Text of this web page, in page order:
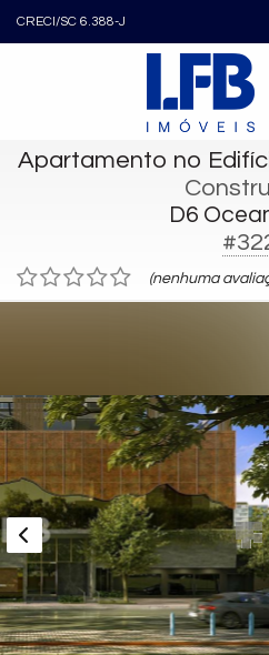
CRECI/SC 6.388-J
Apartamento no
D6
(nenhuma